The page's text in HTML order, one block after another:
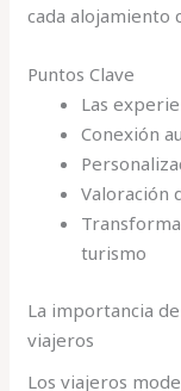
cada alojamiento
Puntos Clave
Las
Conexión
Valoración
turismo
La importancia
viajeros
Los viajeros